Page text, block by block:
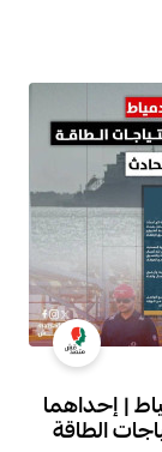
| إحداهما
الطاقة